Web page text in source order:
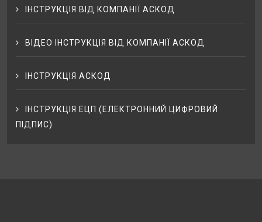
ІНСТРУКЦІЯ ВІД КОМПАНІЇ АСКОД
ВІДЕО ІНСТРУКЦІЯ ВІД КОМПАНІЇ АСКОД
ІНСТРУКЦІЯ АСКОД
ІНСТРУКЦІЯ ЕЦП (ЕЛЕКТРОННИЙ ЦИФРОВИЙ
ПІДПИС)